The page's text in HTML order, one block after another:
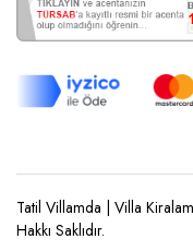
Tatil Villamda | Villa
Hakkı Saklıdır.